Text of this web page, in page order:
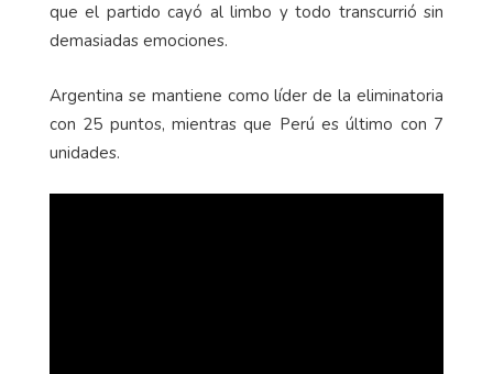
que el partido cayó al limbo y todo transcurrió sin
demasiadas emociones.
Argentina se mantiene como líder de la eliminatoria
con 25 puntos, mientras que Perú es último con 7
unidades.